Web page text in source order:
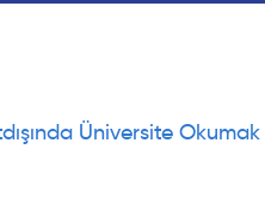
Üniversite Okumak